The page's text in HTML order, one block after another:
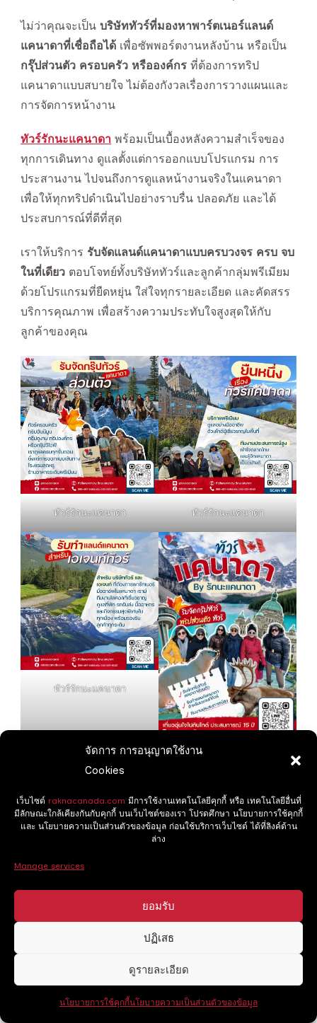
จัดการ การอนุญาตใช้งาน
Cookies
เว็บไซต์ raknacanada.com มีการใช้งานเทคโนโลยีคุกกี้ หรือ เทคโนโลยีอื่นที่
มีลักษณะใกล้เคียงกันกับคุกกี้ บนเว็บไซต์ของเรา โปรดศึกษา นโยบายการใช้คุกกี้
และ นโยบายความเป็นส่วนตัวของข้อมูล ก่อนใช้บริการเว็บไซต์ ได้ที่ลิงค์ด้าน
ล่าง
Manage services
ยอมรับ
ปฏิเสธ
ดูรายละเอียด
นโยบายการใช้คุกกี้นโยบายความเป็นส่วนตัวของข้อมูล
ไม่ว่าคุณจะเป็น บริษัททัวร์ที่มองหาพาร์ตเนอร์แลนด์
แคนาดาที่เชื่อถือได้ เพื่อซัพพอร์ตงานหลังบ้าน หรือเป็น
กรุ๊ปส่วนตัว ครอบครัว หรือองค์กร ที่ต้องการทริป
แคนาดาแบบสบายใจ ไม่ต้องกังวลเรื่องการวางแผนและ
การจัดการหน้างาน
ทัวร์รักนะแคนาดา พร้อมเป็นเบื้องหลังความสำเร็จของ
ทุกการเดินทาง ดูแลตั้งแต่การออกแบบโปรแกรม การ
ประสานงาน ไปจนถึงการดูแลหน้างานจริงในแคนาดา
เพื่อให้ทุกทริปดำเนินไปอย่างราบรื่น ปลอดภัย และได้
ประสบการณ์ที่ดีที่สุด
เราให้บริการ รับจัดแลนด์แคนาดาแบบครบวงจร ครบ จบ
ในที่เดียว ตอบโจทย์ทั้งบริษัททัวร์และลูกค้ากลุ่มพรีเมียม
ด้วยโปรแกรมที่ยืดหยุ่น ใส่ใจทุกรายละเอียด และคัดสรร
บริการคุณภาพ เพื่อสร้างความประทับใจสูงสุดให้กับ
ลูกค้าของคุณ
ทัวร์รักนะแคนาดา ทัวร์รักนะแคนาดา
ทัวร์รักนะแคนาดา
PostPREVIOUS ARTICLE
วัฒนธรรมการดื่มกาแฟที่
ฝังรากในหัวใจคนแคนาดา
วีซ่าแคนาดา คืออะไร นัก
ท่องเที่ยวไทยควรรู้อะไร